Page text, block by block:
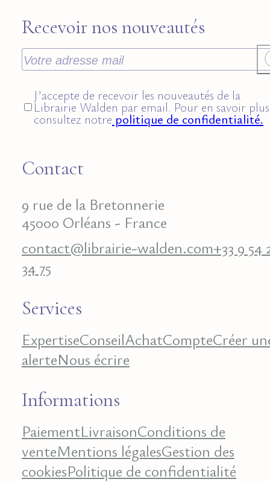
Recevoir nos nouveautés
J’accepte de recevoir les nouveautés de la
Librairie Walden par email. Pour en savoir
consultez notre politique de confidentialité.
Contact
9 rue de la Bretonnerie
45000 Orléans - France
contact@librairie-walden.com+33 9 54
34 75
Services
ExpertiseConseilAchatCompteCréer
alerteNous écrire
Informations
PaiementLivraisonConditions de
venteMentions légalesGestion des
cookiesPolitique de confidentialité